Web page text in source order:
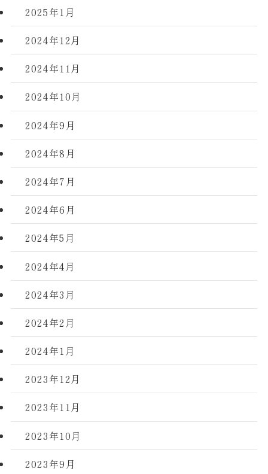
2025年1月
2024年12月
2024年11月
2024年10月
2024年9月
2024年8月
2024年7月
2024年6月
2024年5月
2024年4月
2024年3月
2024年2月
2024年1月
2023年12月
2023年11月
2023年10月
2023年9月